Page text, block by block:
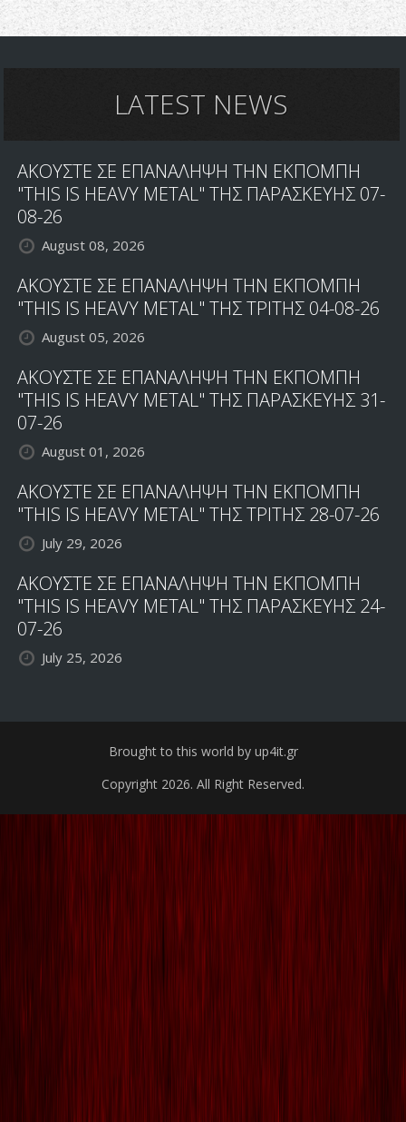
LATEST NEWS
ΑΚΟΥΣΤΕ ΣΕ ΕΠΑΝΑΛΗΨΗ ΤΗΝ ΕΚΠΟΜΠΗ
"THIS IS HEAVY METAL" ΤΗΣ ΠΑΡΑΣΚΕΥΗΣ 07-
08-26
August 08, 2026
ΑΚΟΥΣΤΕ ΣΕ ΕΠΑΝΑΛΗΨΗ ΤΗΝ ΕΚΠΟΜΠΗ
"THIS IS HEAVY METAL" ΤΗΣ ΤΡΙΤΗΣ 04-08-26
August 05, 2026
ΑΚΟΥΣΤΕ ΣΕ ΕΠΑΝΑΛΗΨΗ ΤΗΝ ΕΚΠΟΜΠΗ
"THIS IS HEAVY METAL" ΤΗΣ ΠΑΡΑΣΚΕΥΗΣ 31-
07-26
August 01, 2026
ΑΚΟΥΣΤΕ ΣΕ ΕΠΑΝΑΛΗΨΗ ΤΗΝ ΕΚΠΟΜΠΗ
"THIS IS HEAVY METAL" ΤΗΣ ΤΡΙΤΗΣ 28-07-26
July 29, 2026
ΑΚΟΥΣΤΕ ΣΕ ΕΠΑΝΑΛΗΨΗ ΤΗΝ ΕΚΠΟΜΠΗ
"THIS IS HEAVY METAL" ΤΗΣ ΠΑΡΑΣΚΕΥΗΣ 24-
07-26
July 25, 2026
Brought to this world by up4it.gr
Copyright 2026. All Right Reserved.